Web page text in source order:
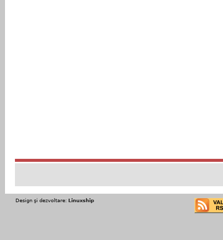
Design şi dezvoltare: Linuxship